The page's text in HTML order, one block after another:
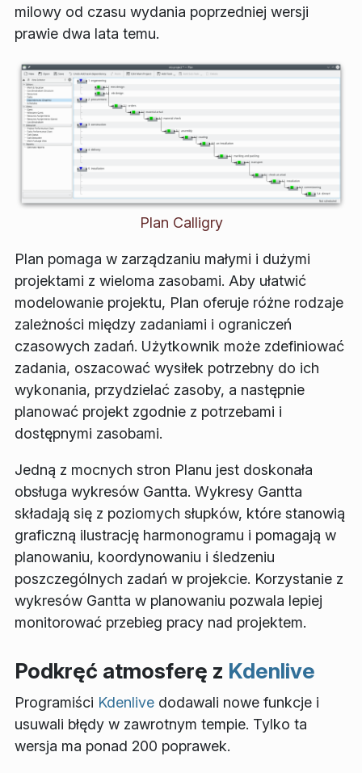
milowy od czasu wydania poprzedniej wersji
prawie dwa lata temu.
Plan Calligry
Plan pomaga w zarządzaniu małymi i dużymi
projektami z wieloma zasobami. Aby ułatwić
modelowanie projektu, Plan oferuje różne rodzaje
zależności między zadaniami i ograniczeń
czasowych zadań. Użytkownik może zdefiniować
zadania, oszacować wysiłek potrzebny do ich
wykonania, przydzielać zasoby, a następnie
planować projekt zgodnie z potrzebami i
dostępnymi zasobami.
Jedną z mocnych stron Planu jest doskonała
obsługa wykresów Gantta. Wykresy Gantta
składają się z poziomych słupków, które stanowią
graficzną ilustrację harmonogramu i pomagają w
planowaniu, koordynowaniu i śledzeniu
poszczególnych zadań w projekcie. Korzystanie z
wykresów Gantta w planowaniu pozwala lepiej
monitorować przebieg pracy nad projektem.
Podkręć atmosferę z Kdenlive
Programiści Kdenlive dodawali nowe funkcje i
usuwali błędy w zawrotnym tempie. Tylko ta
wersja ma ponad 200 poprawek.